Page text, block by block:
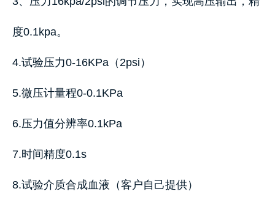
度0.1kpa。
4.试验压力0-16KPa（2psi）
5.微压计量程0-0.1KPa
6.压力值分辨率0.1kPa
7.时间精度0.1s
8.试验介质合成血液（客户自己提供）